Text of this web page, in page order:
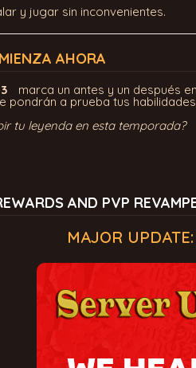
y jugar sin inconvenientes.
AHORA
marca un antes y un después
pondrán a prueba tus
tu leyenda en esta temporada?
AND PVP
MAJOR